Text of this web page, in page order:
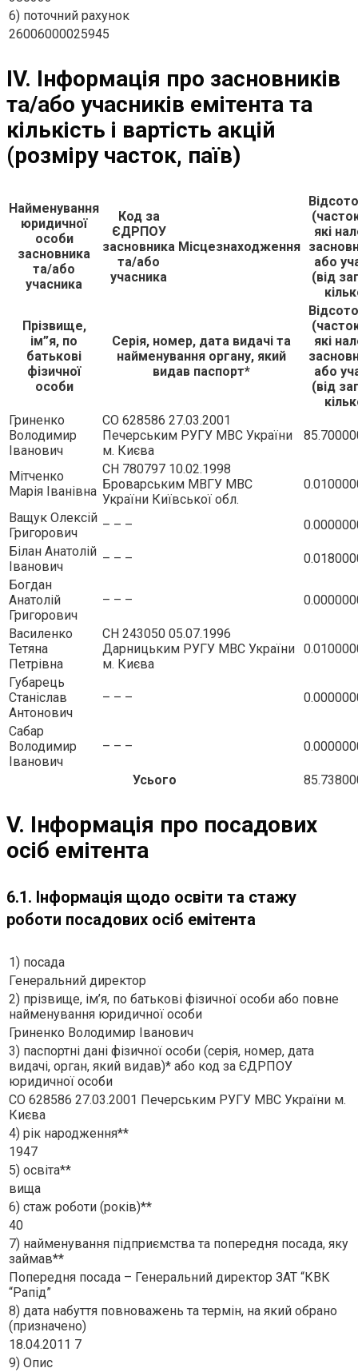
6) поточний рахунок
26006000025945
IV. Інформація про засновників
та/або учасників емітента та
кількість і вартість акцій
(розміру часток, паїв)
Найменування
юридичної
особи
засновника
та/або
учасника
Код за
ЄДРПОУ
засновника
та/або
учасника
Місцезнаходження
які
або
(від
Прізвище,
ім”я, по
батькові
фізичної
особи
Серія, номер, дата видачі та
найменування органу, який
видав паспорт*
які
або
(від
Гриненко
Володимир
Iванович
CO 628586 27.03.2001
Печерським РУГУ МВС України
м. Києва
Мiтченко
Марiя Iванiвна
СН 780797 10.02.1998
Броварським МВГУ МВС
України Київської обл.
Ващук Олексiй
Григорович
– – –
Бiлан Анатолiй
Iванович
– – –
Богдан
Анатолiй
Григорович
– – –
Василенко
Тетяна
Петрiвна
СН 243050 05.07.1996
Дарницьким РУГУ МВС України
м. Києва
Губарець
Станiслав
Антонович
– – –
Сабар
Володимир
Iванович
– – –
Усього
V. Інформація про посадових
осіб емітента
6.1. Інформація щодо освіти та стажу
роботи посадових осіб емітента
1) посада
Генеральний директор
2) прізвище, ім’я, по батькові фізичної особи або повне
найменування юридичної особи
Гриненко Володимир Iванович
3) паспортні дані фізичної особи (серія, номер, дата
видачі, орган, який видав)* або код за ЄДРПОУ
юридичної особи
СО 628586 27.03.2001 Печерським РУГУ МВС України м.
Києва
4) рік народження**
1947
5) освіта**
вища
6) стаж роботи (років)**
40
7) найменування підприємства та попередня посада, яку
займав**
Попередня посада – Генеральний директор ЗАТ “КВК
“Рапiд”
8) дата набуття повноважень та термін, на який обрано
(призначено)
18.04.2011 7
9) Опис